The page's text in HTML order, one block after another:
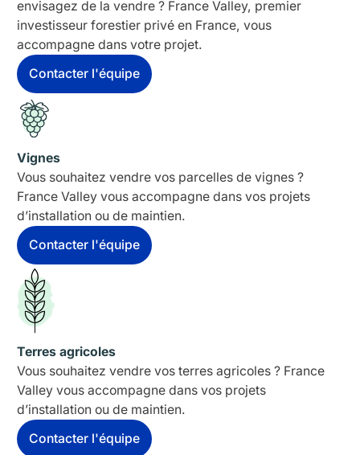
envisagez de la vendre ? France Valley, premier
investisseur forestier privé en France, vous
accompagne dans votre projet.
Contacter l'équipe
Vignes
Vous souhaitez vendre vos parcelles de vignes ?
France Valley vous accompagne dans vos projets
d’installation ou de maintien.
Contacter l'équipe
Terres agricoles
Vous souhaitez vendre vos terres agricoles ? France
Valley vous accompagne dans vos projets
d’installation ou de maintien.
Contacter l'équipe